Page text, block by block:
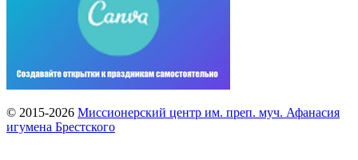
© 2015-2026 Миссионерский центр им. преп. муч. Афанасия
игумена Брестского